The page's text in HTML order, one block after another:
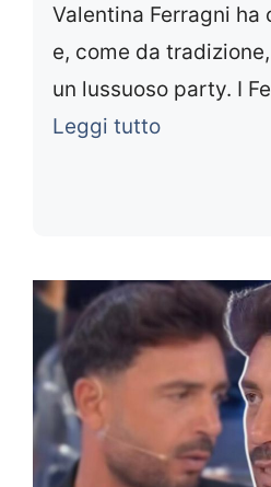
Valentina Ferragni ha
e, come da
un lussuoso party. I
Leggi tutto